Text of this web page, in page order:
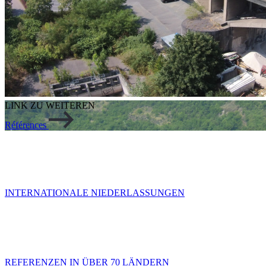
LINK ZU WEITEREN
Références
INTERNATIONALE NIEDERLASSUNGEN
REFERENZEN IN ÜBER 70 LÄNDERN